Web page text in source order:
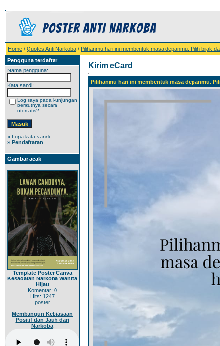
Home / Quotes Anti Narkoba / Pilihanmu hari ini membentuk masa depanmu. Pilih bijak
Pengguna terdaftar
Nama pengguna:
Kata sandi:
Log saya pada kunjungan
berikutnya secara
otomatis?
» Lupa kata sandi
» Pendaftaran
Gambar acak
Template Poster Canva
Kesadaran Narkoba Wanita
Hijau
Komentar: 0
Hits: 1247
poster
Membangun Kebiasaan
Positif dan Jauh dari
Narkoba
Kirim eCard
Pilihanmu hari ini membentuk masa depanmu.